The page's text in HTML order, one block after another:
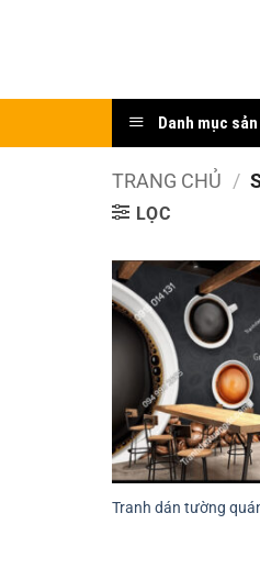
dung
Danh mục
TRANG CHỦ /
LỌC
Tranh dán tường